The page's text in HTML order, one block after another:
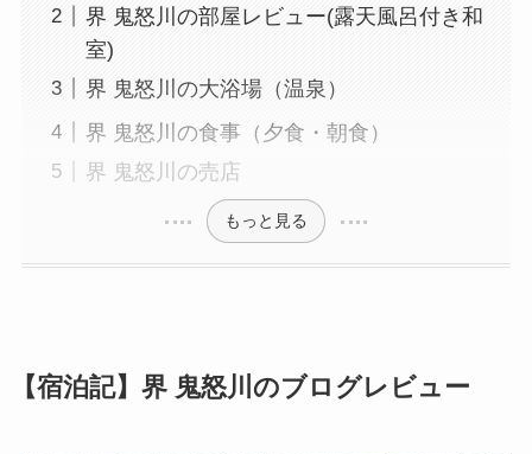
界 鬼怒川の部屋レビュー(露天風呂付き和
室)
界 鬼怒川の大浴場（温泉）
界 鬼怒川の食事（夕食・朝食）
界 鬼怒川の売店
もっと見る
【宿泊記】界 鬼怒川のブログレビュー